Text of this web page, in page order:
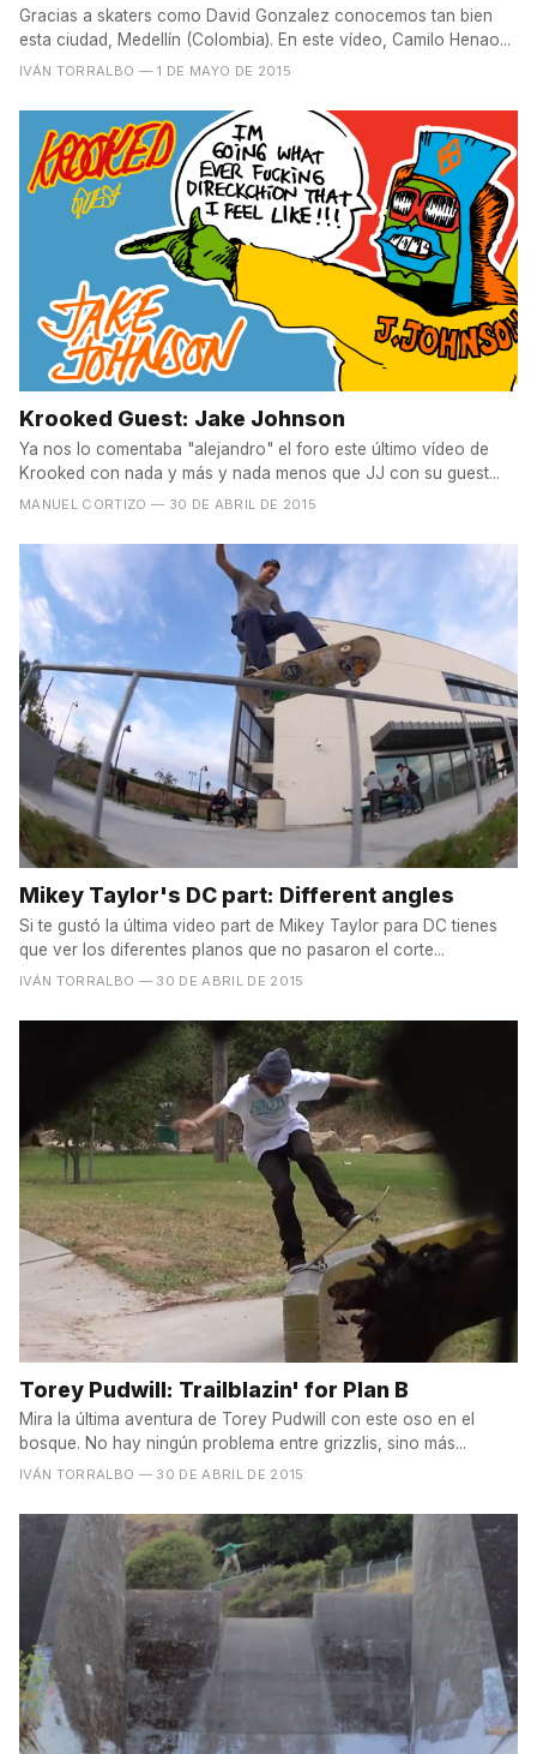
Gracias a skaters como David Gonzalez conocemos tan bien
esta ciudad, Medellín (Colombia). En este vídeo, Camilo Henao...
IVÁN TORRALBO — 1 DE MAYO DE 2015
Krooked Guest: Jake Johnson
Ya nos lo comentaba "alejandro" el foro este último vídeo de
Krooked con nada y más y nada menos que JJ con su guest...
MANUEL CORTIZO — 30 DE ABRIL DE 2015
Mikey Taylor's DC part: Different angles
Si te gustó la última video part de Mikey Taylor para DC tienes
que ver los diferentes planos que no pasaron el corte...
IVÁN TORRALBO — 30 DE ABRIL DE 2015
Torey Pudwill: Trailblazin' for Plan B
Mira la última aventura de Torey Pudwill con este oso en el
bosque. No hay ningún problema entre grizzlis, sino más...
IVÁN TORRALBO — 30 DE ABRIL DE 2015